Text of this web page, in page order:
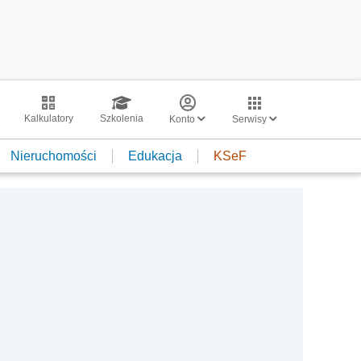
Kalkulatory Szkolenia Konto Serwisy
Nieruchomości Edukacja KSeF